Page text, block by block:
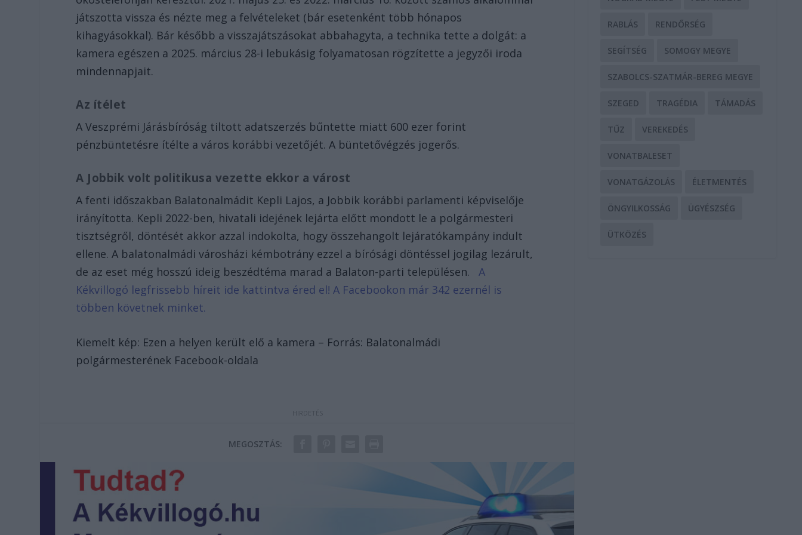
játszotta vissza és nézte meg a felvételeket (bár esetenként több hónapos
kihagyásokkal). Bár később a visszajátszásokat abbahagyta, a technika tette a dolgát: a
kamera egészen a 2025. március 28-i lebukásig folyamatosan rögzítette a jegyzői iroda
mindennapjait.
Az ítélet
A Veszprémi Járásbíróság tiltott adatszerzés bűntette miatt 600 ezer forint
pénzbüntetésre ítélte a város korábbi vezetőjét. A büntetővégzés jogerős.
A Jobbik volt politikusa vezette ekkor a várost
A fenti időszakban Balatonalmádit Kepli Lajos, a Jobbik korábbi parlamenti képviselője
irányította. Kepli 2022-ben, hivatali idejének lejárta előtt mondott le a polgármesteri
tisztségről, döntését akkor azzal indokolta, hogy összehangolt lejáratókampány indult
ellene. A balatonalmádi városházi kémbotrány ezzel a bírósági döntéssel jogilag lezárult,
de az eset még hosszú ideig beszédtéma marad a Balaton-parti településen. A
Kékvillogó legfrissebb híreit ide kattintva éred el! A Facebookon már 342 ezernél is
többen követnek minket.
Kiemelt kép: Ezen a helyen került elő a kamera – Forrás: Balatonalmádi
polgármesterének Facebook-oldala
MEGOSZTÁS:
RABLÁS RENDŐRSÉG
SEGÍTSÉG SOMOGY MEGYE
SZABOLCS-SZATMÁR-BEREG MEGYE
SZEGED TRAGÉDIA TÁMADÁS
TŰZ VEREKEDÉS
VONATBALESET
VONATGÁZOLÁS ÉLETMENTÉS
ÖNGYILKOSSÁG ÜGYÉSZSÉG
ÜTKÖZÉS